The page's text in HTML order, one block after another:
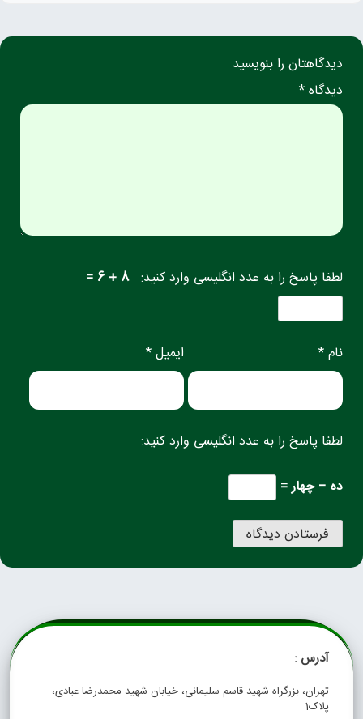
دیدگاهتان را بنویسید
دیدگاه *
لطفا پاسخ را به عدد انگلیسی وارد کنید: 8 + 6 =
نام * ایمیل *
لطفا پاسخ را به عدد انگلیسی وارد کنید:
ده − چهار =
آدرس :
تهران، بزرگراه شهید قاسم سلیمانی، خیابان شهید محمدرضا عبادی،
پلاک1